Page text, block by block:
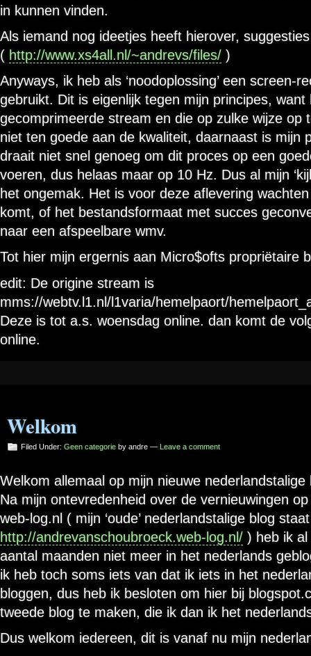
in kunnen vinden.
Als iemand nog ideetjes heeft hierover,
( http://www.xs4all.nl/~andrevs/files/ )
Anyways, ik heb als ‘noodoplossing’ een screen-
gebruikt. Dit is eigenlijk tegen mijn principes, want
gecomprimeerde stream en die op zulke wijze op
niet ten goede aan de kwaliteit, daarnaast is mijn
draait niet snel genoeg om dit proces op een
voeren, dus helaas maar op 10 Hz. Dus al mijn
het ongemak. Het is voor deze aflevering
komt, of het bestandsformaat met succes
naar een afspeelbare wmv.
Tot hier mijn ergernis aan Micro$ofts propriëtaire
edit: De origine stream is
mms://webtv.l1.nl/l1varia/hemelpaort/
Deze is tot a.s. woensdag online. dan komt de
online.
Welkom
Filed Under: Geen categorie by andre — Leave a comment
Welkom allemaal op mijn nieuwe nederlandstalige
Na mijn ontevredenheid over de vernieuwingen op
web-log.nl ( mijn ‘oude’ nederlandstalige blog
http://andrevanschoubroeck.web-log.nl/ ) heb ik al
aantal maanden niet meer in het nederlands
ik heb toch soms iets van dat ik iets in het
bloggen, dus heb ik besloten om hier bij
tweede blog te maken, die ik dan ik het
Dus welkom iedereen, dit is vanaf nu mijn